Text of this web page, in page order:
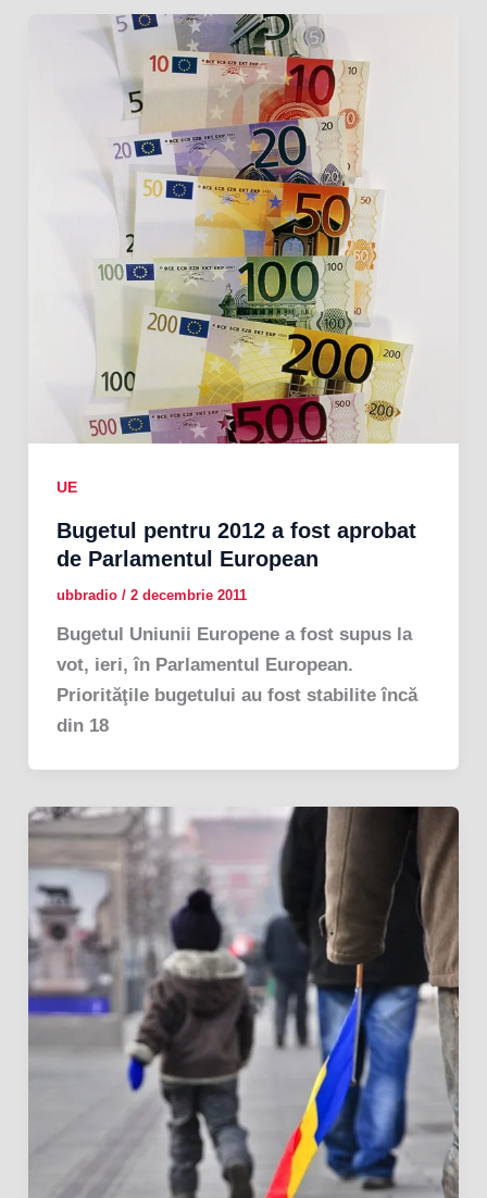
UE
Bugetul pentru 2012 a fost aprobat
de Parlamentul European
ubbradio / 2 decembrie 2011
Bugetul Uniunii Europene a fost supus la
vot, ieri, în Parlamentul European.
Priorităţile bugetului au fost stabilite încă
din 18